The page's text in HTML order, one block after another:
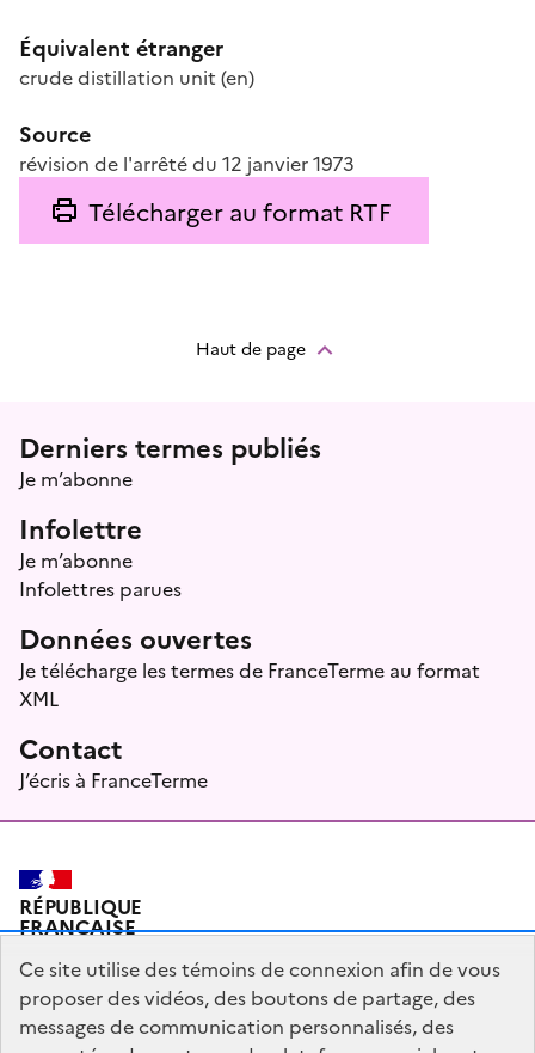
Équivalent étranger
crude distillation unit (en)
Source
révision de l'arrêté du 12 janvier 1973
Télécharger au format RTF
Haut de page
Menu prefooter
Derniers termes publiés
Je m’abonne
Infolettre
Je m’abonne
Infolettres parues
Données ouvertes
Je télécharge les termes de FranceTerme au format
XML
Contact
J’écris à FranceTerme
RÉPUBLIQUE
FRANÇAISE
Plan du site Mentions légales Qui sommes-nous ?
Ce site utilise des témoins de connexion afin de vous
proposer des vidéos, des boutons de partage, des
messages de communication personnalisés, des